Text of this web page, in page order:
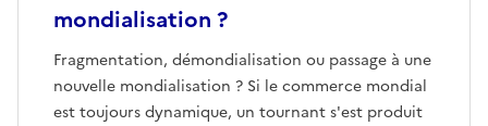
mondialisation ?
Fragmentation, démondialisation ou passage à une
nouvelle mondialisation ? Si le commerce mondial
est toujours dynamique, un tournant s'est produit